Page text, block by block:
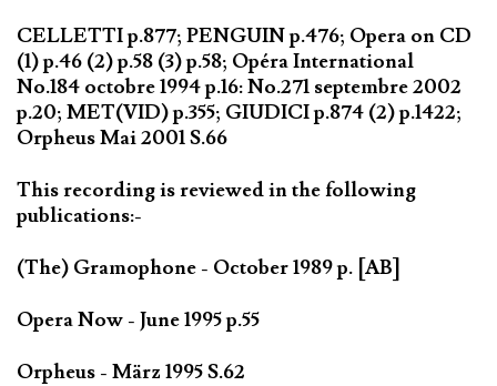
CELLETTI p.877; PENGUIN p.476; Opera on CD
(1) p.46 (2) p.58 (3) p.58; Opéra International
No.184 octobre 1994 p.16: No.271 septembre 2002
p.20; MET(VID) p.355; GIUDICI p.874 (2) p.1422;
Orpheus Mai 2001 S.66
This recording is reviewed in the following
publications:-
(The) Gramophone - October 1989 p. [AB]
Opera Now - June 1995 p.55
Orpheus - März 1995 S.62